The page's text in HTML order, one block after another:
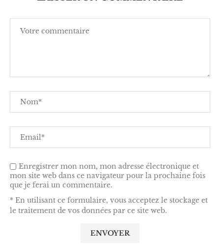
Enregistrer mon nom, mon adresse électronique et
mon site web dans ce navigateur pour la prochaine fois
que je ferai un commentaire.
* En utilisant ce formulaire, vous acceptez le stockage et
le traitement de vos données par ce site web.